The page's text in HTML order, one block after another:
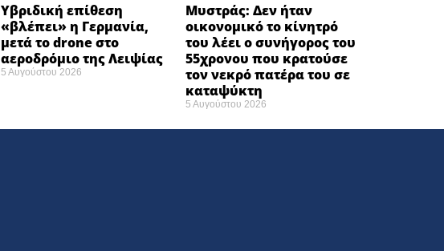
Υβριδική επίθεση
«βλέπει» η Γερμανία,
μετά το drone στο
αεροδρόμιο της Λειψίας
5 Αυγούστου 2026
Μυστράς: Δεν ήταν
οικονομικό το κίνητρό
του λέει ο συνήγορος του
55χρονου που κρατούσε
τον νεκρό πατέρα του σε
καταψύκτη
5 Αυγούστου 2026